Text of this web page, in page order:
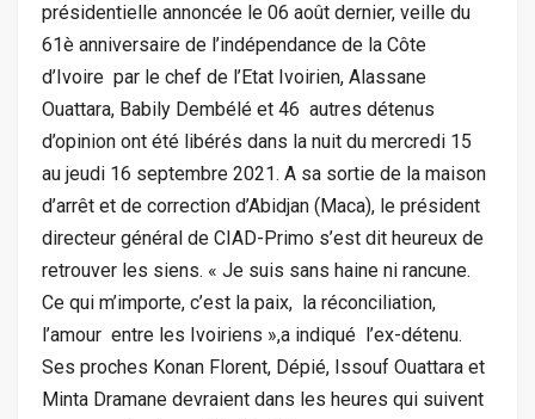
présidentielle annoncée le 06 août dernier, veille du
61è anniversaire de l’indépendance de la Côte
d’Ivoire par le chef de l’Etat Ivoirien, Alassane
Ouattara, Babily Dembélé et 46 autres détenus
d’opinion ont été libérés dans la nuit du mercredi 15
au jeudi 16 septembre 2021. A sa sortie de la maison
d’arrêt et de correction d’Abidjan (Maca), le président
directeur général de CIAD-Primo s’est dit heureux de
retrouver les siens. « Je suis sans haine ni rancune.
Ce qui m’importe, c’est la paix, la réconciliation,
l’amour entre les Ivoiriens »,a indiqué l’ex-détenu.
Ses proches Konan Florent, Dépié, Issouf Ouattara et
Minta Dramane devraient dans les heures qui suivent